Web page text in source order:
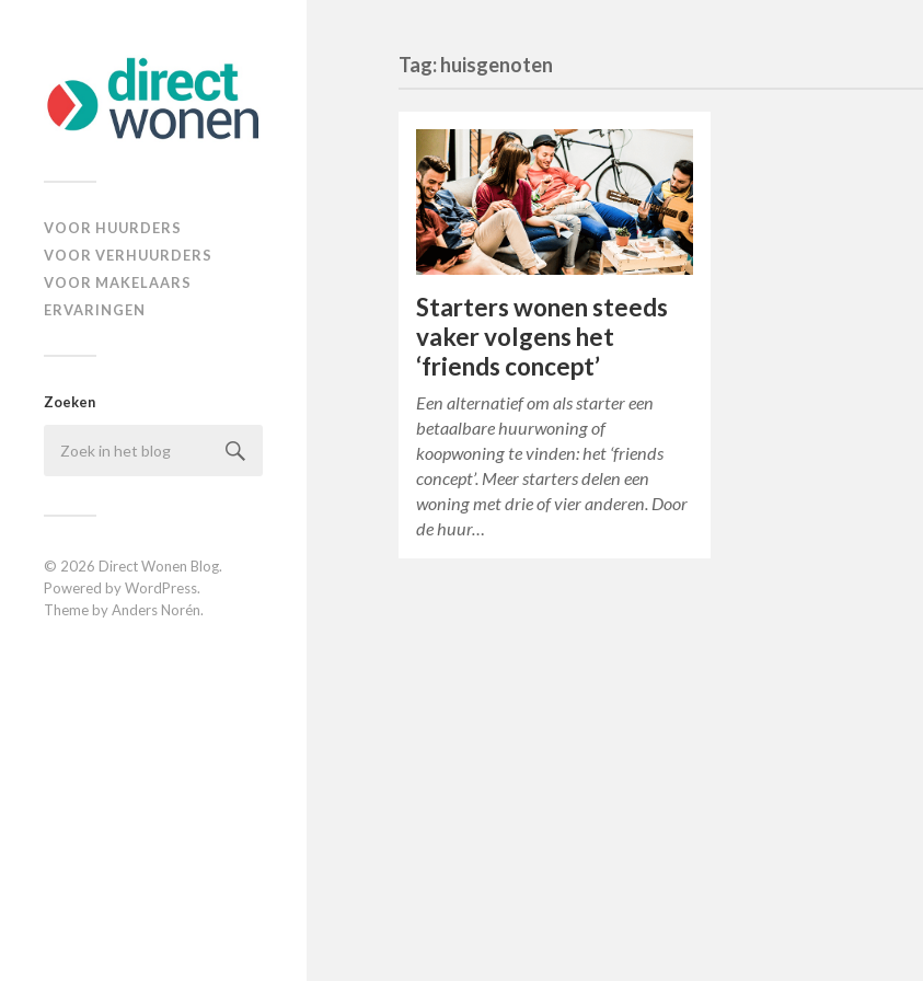
VOOR HUURDERS
VOOR VERHUURDERS
VOOR MAKELAARS
ERVARINGEN
Zoeken
© 2026 Direct Wonen Blog.
Powered byWordPress.
Theme byAnders Norén.
Tag: huisgenoten
Starters wonen steeds
vaker volgens het
‘friends concept’
Een alternatief om als starter een
betaalbare huurwoning of
koopwoning te vinden: het ‘friends
concept’. Meer starters delen een
woning met drie of vier anderen. Door
de huur…